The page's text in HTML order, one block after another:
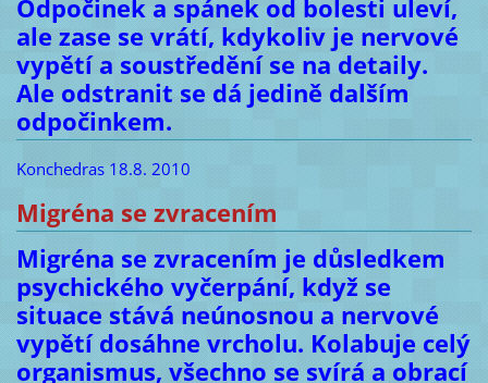
Odpočinek a spánek od bolesti uleví,
ale zase se vrátí, kdykoliv je nervové
vypětí a soustředění se na detaily.
Ale odstranit se dá jedině dalším
odpočinkem.
Konchedras 18.8. 2010
Migréna se zvracením
Migréna se zvracením je důsledkem
psychického vyčerpání, když se
situace stává neúnosnou a nervové
vypětí dosáhne vrcholu. Kolabuje celý
organismus, všechno se svírá a obrací